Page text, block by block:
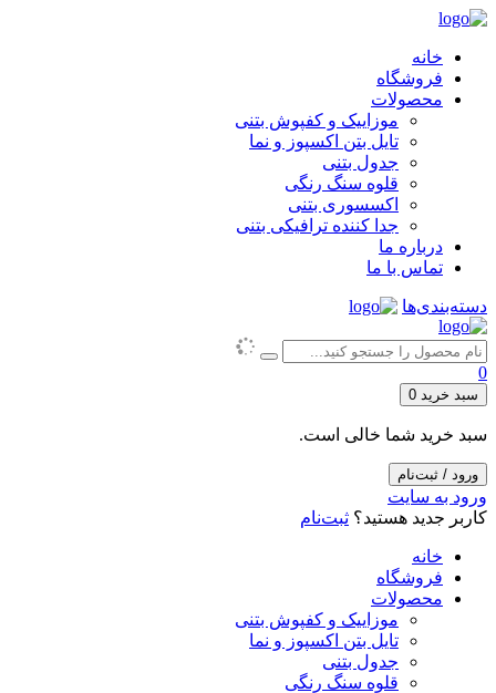
خانه
فروشگاه
محصولات
موزاییک و کفپوش بتنی
تایل بتن اکسپوز و نما
جدول بتنی
قلوه سنگ رنگی
اکسسوری بتنی
جدا کننده ترافیکی بتنی
درباره ما
تماس با ما
دسته‌بندی‌ها
0
سبد خرید 0
سبد خرید شما خالی است.
ورود / ثبت‌نام
ورود به سایت
کاربر جدید هستید؟ ثبت‌نام
خانه
فروشگاه
محصولات
موزاییک و کفپوش بتنی
تایل بتن اکسپوز و نما
جدول بتنی
قلوه سنگ رنگی